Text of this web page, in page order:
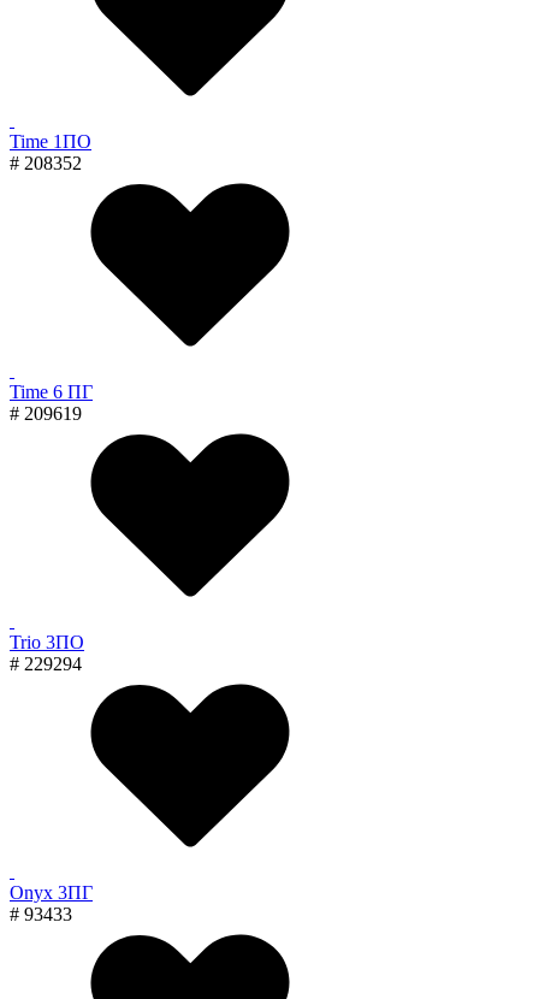
Time 1ПО
# 208352
Time 6 ПГ
# 209619
Trio 3ПО
# 229294
Onyx 3ПГ
# 93433